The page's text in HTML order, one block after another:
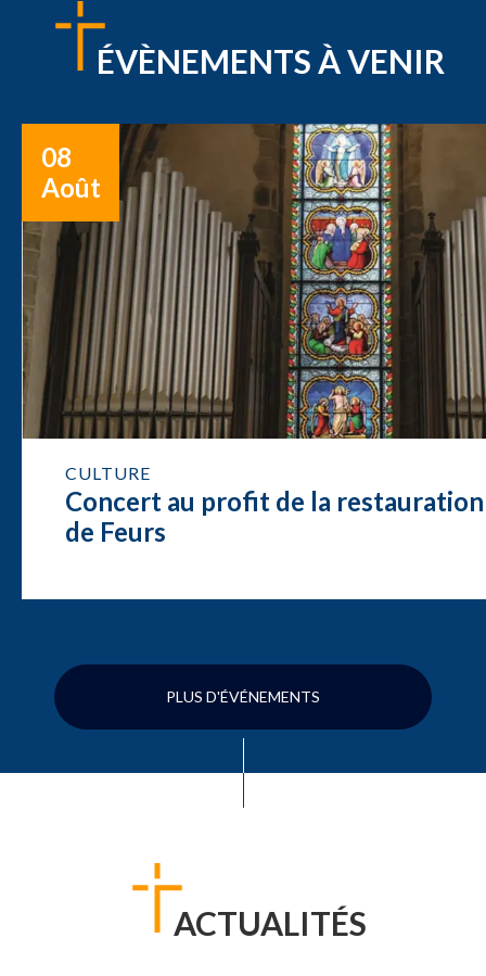
ÉVÈNEMENTS À VENIR
08
Août
CULTURE
Concert au profit de la restauration
de Feurs
PLUS D'ÉVÉNEMENTS
ACTUALITÉS